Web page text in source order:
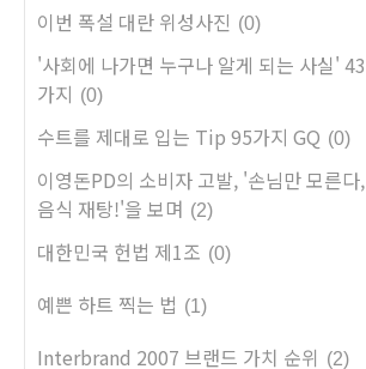
이번 폭설 대란 위성사진 (0)
'사회에 나가면 누구나 알게 되는 사실' 43
가지 (0)
수트를 제대로 입는 Tip 95가지 GQ (0)
이영돈PD의 소비자 고발, '손님만 모른다,
음식 재탕!'을 보며 (2)
대한민국 헌법 제1조 (0)
예쁜 하트 찍는 법 (1)
Interbrand 2007 브랜드 가치 순위 (2)